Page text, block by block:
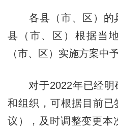
各县（市、区）的
县（市、区）根据当
（市、区）实施方案中
对于2022年已经明
和组织，可根据目前
议），及时调整变更本